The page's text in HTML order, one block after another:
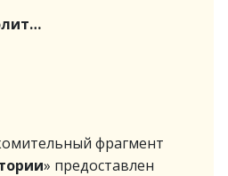
фрагмент
» предоставлен